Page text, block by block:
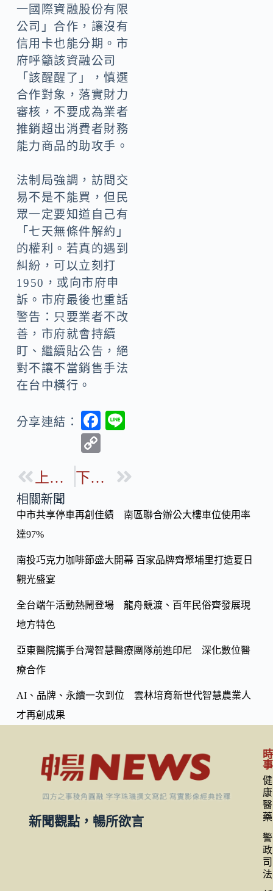
一國際資融股份有限
公司」合作，讓沒有
信用卡也能分期。市
府呼籲該資融公司
「該醒醒了」，慎選
合作對象，落實財力
審核，不要成為業者
推銷超出消費者財務
能力商品的助攻手。
法制局強調，訪問交
易不是不能買，但民
眾一定要知道自己有
「七天無條件解約」
的權利。若真的遇到
糾紛，可以立刻打
1950，或向市府申
訴。市府最後也重話
警告：只要業者不改
善，市府就會持續
盯、繼續貼公告，絕
對不讓不當銷售手法
在台中橫行。
分享連結：
F
b
o
p
Li
k
上一篇 下一篇
相關新聞
中市共享停車再創佳績 南區聯合辦公大樓車位使用率
達97%
南投巧克力咖啡節盛大開幕 百家品牌齊聚埔里打造夏日
觀光盛宴
全台端午活動熱鬧登場 龍舟競渡、百年民俗齊發展現
地方特色
亞東醫院攜手台灣智慧醫療團隊前進印尼 深化數位醫
療合作
AI、品牌、永續一次到位 雲林培育新世代智慧農業人
才再創成果
新聞觀點，暢所欲言
時
事
健
康
醫
藥
警
政
司
法